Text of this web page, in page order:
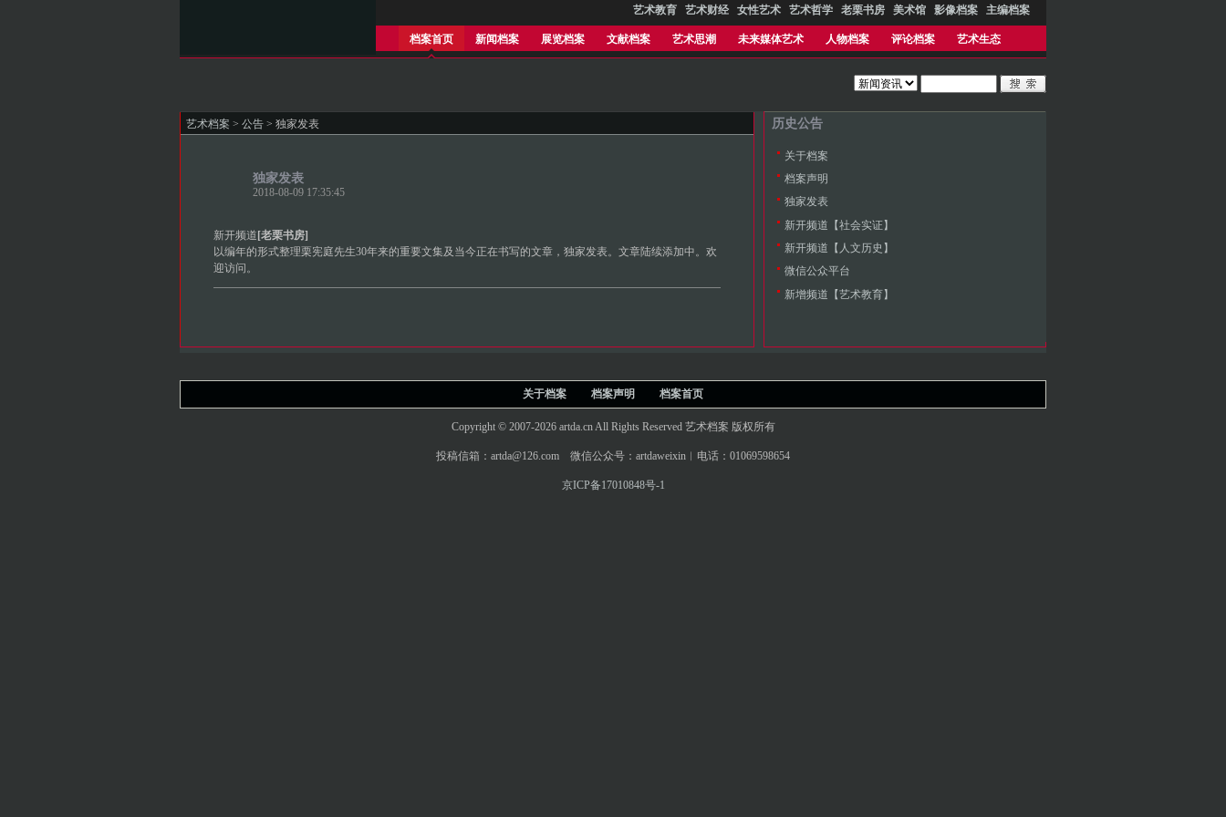
艺术教育 艺术财经 女性艺术 艺术哲学 老栗书房 美术馆 影像档案 主编档案
档案首页 新闻档案 展览档案 文献档案 艺术思潮 未来媒体艺术 人物档案 评论档案 艺术生态
艺术档案 > 公告 > 独家发表
独家发表
2018-08-09 17:35:45
新开频道[老栗书房]
以编年的形式整理栗宪庭先生30年来的重要文集及当今正在书写的文章，独家发表。文章陆续添加中。欢
迎访问。
历史公告
关于档案
档案声明
独家发表
新开频道【社会实证】
新开频道【人文历史】
微信公众平台
新增频道【艺术教育】
关于档案 档案声明 档案首页
Copyright © 2007-2026 artda.cn All Rights Reserved 艺术档案 版权所有
投稿信箱：artda@126.com 微信公众号：artdaweixin︱电话：01069598654
京ICP备17010848号-1